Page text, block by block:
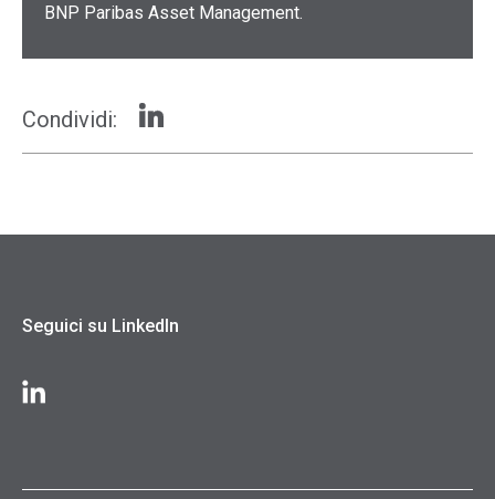
BNP Paribas Asset Management.
Condividi:
Seguici su LinkedIn